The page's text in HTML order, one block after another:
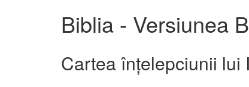
Biblia - Versiunea
Cartea înţelepciunii lui